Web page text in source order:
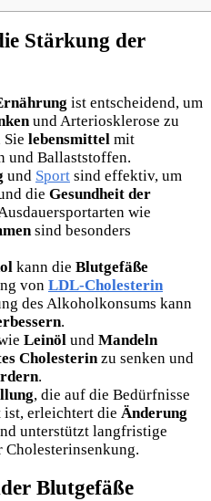
Stärkung der
ist entscheidend, um
und Arteriosklerose zu
lebensmittel mit
und Ballaststoffen.
und Sport sind effektiv, um
die Gesundheit der
wie
sind besonders
kann die Blutgefäße
von LDL-Cholesterin
des Alkoholkonsums kann
.
Leinöl und Mandeln
Cholesterinzu senken und
.
, die auf die Bedürfnisse
ist, erleichtert die Änderung
unterstützt langfristige
Cholesterinsenkung.
Blutgefäße